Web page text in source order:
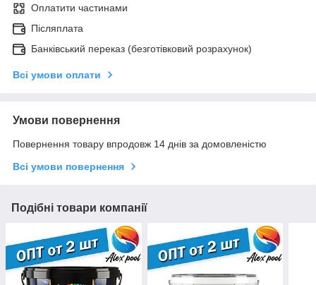
Оплатити частинами
Післяплата
Банківський переказ (безготівковий розрахунок)
Всі умови оплати
Умови повернення
Повернення товару впродовж 14 днів за домовленістю
Всі умови повернення
Подібні товари компанії